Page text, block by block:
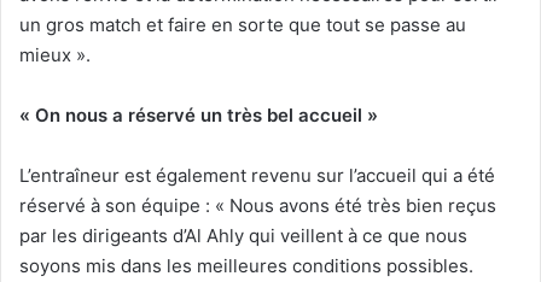
un gros match et faire en sorte que tout se passe au
mieux ».
« On nous a réservé un très bel accueil »
L’entraîneur est également revenu sur l’accueil qui a été
réservé à son équipe : « Nous avons été très bien reçus
par les dirigeants d’Al Ahly qui veillent à ce que nous
soyons mis dans les meilleures conditions possibles.